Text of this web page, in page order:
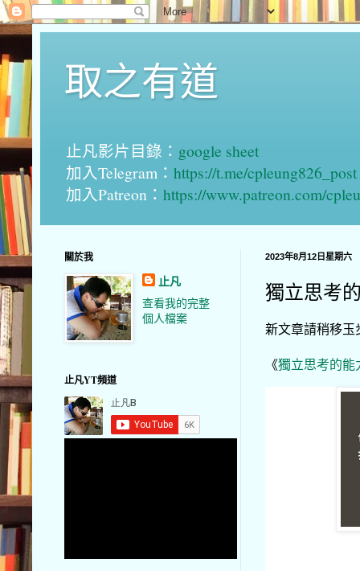
取之有道
止凡影片目錄： google sheet
加入Telegram： https://t.me/cpleung826_post
加入Patreon： https://www.patreon.com/
2023年8月12日星期六
獨立思考
新文章請稍移玉
《獨立思考的能
關於我
止凡
查看我的完整
個人檔案
止凡YT頻道